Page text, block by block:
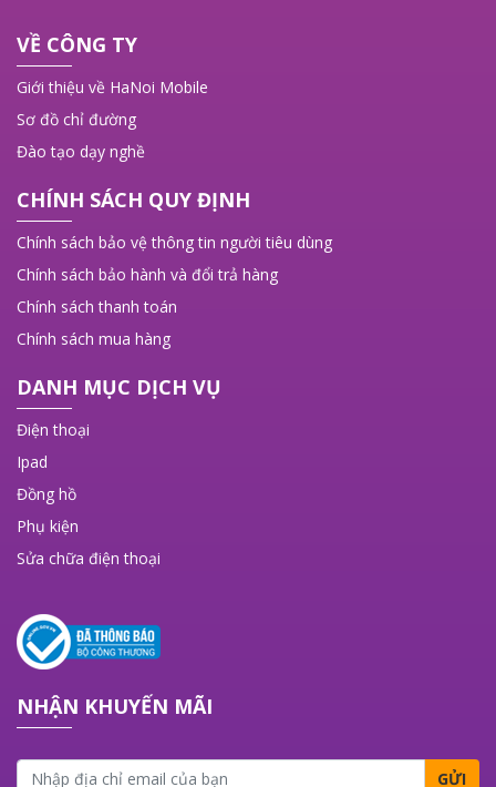
VỀ CÔNG TY
Giới thiệu về HaNoi Mobile
Sơ đồ chỉ đường
Đào tạo dạy nghề
CHÍNH SÁCH QUY ĐỊNH
Chính sách bảo vệ thông tin người tiêu dùng
Chính sách bảo hành và đổi trả hàng
Chính sách thanh toán
Chính sách mua hàng
DANH MỤC DỊCH VỤ
Điện thoại
Ipad
Đồng hồ
Phụ kiện
Sửa chữa điện thoại
NHẬN KHUYẾN MÃI
GỬI